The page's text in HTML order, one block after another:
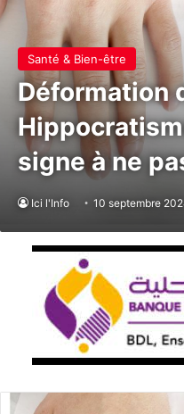
Santé & Bien-être
Déformation
signe à ne
Ici l'Info 10 septembre